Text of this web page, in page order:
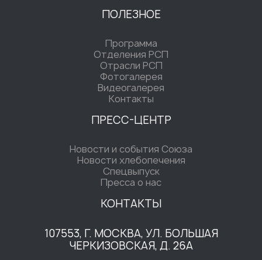
ПОЛЕЗНОЕ
Программа
Отделения РСП
Отрасли РСП
Фотогалерея
Видеогалерея
Контакты
ПРЕСС-ЦЕНТР
Новости и события Союза
Новости хлебопечения
Спецвыпуск
Пресса о нас
КОНТАКТЫ
107553, Г. МОСКВА, УЛ. БОЛЬШАЯ
ЧЕРКИЗОВСКАЯ, Д. 26А